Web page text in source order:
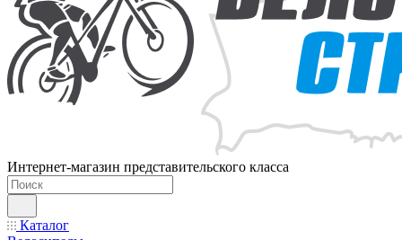
Интернет-магазин представительского класса
Каталог